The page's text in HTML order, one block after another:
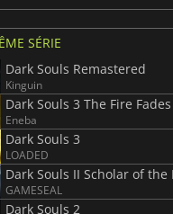
SÉRIE
Dark Souls Remastered
Kinguin
Dark Souls 3 The Fire
Eneba
Dark Souls 3
LOADED
Dark Souls II Scholar of the
GAMESEAL
Dark Souls 2